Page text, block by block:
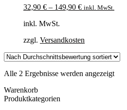
32,90 € – 149,90 € inkl. MwSt.
inkl. MwSt.
zzgl. Versandkosten
Alle 2 Ergebnisse werden angezeigtNach
Warenkorb
Produktkategorien